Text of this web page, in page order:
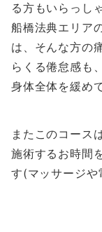
る方もいらっし
船橋法典エリア
は、そんな方の
らくる倦怠感も
身体全体を緩め
またこのコース
施術するお時間
す(マッサージや